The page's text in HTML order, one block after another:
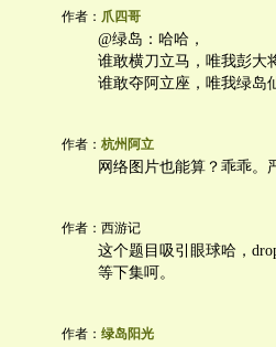
作者： 爪四哥
@绿岛：哈哈，
谁敢横刀立马，唯我彭大
谁敢夺阿立座，唯我绿岛
作者： 杭州阿立
网络图片也能算？乖乖。
作者：西游记
这个题目吸引眼球哈，
等下集呵。
作者： 绿岛阳光